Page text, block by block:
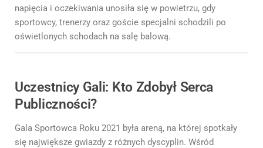
napięcia i oczekiwania unosiła się w powietrzu, gdy
sportowcy, trenerzy oraz goście specjalni schodzili po
oświetlonych schodach na salę balową.
Uczestnicy Gali: Kto Zdobył Serca
Publiczności?
Gala Sportowca Roku 2021 była areną, na której spotkały
się największe gwiazdy z różnych dyscyplin. Wśród